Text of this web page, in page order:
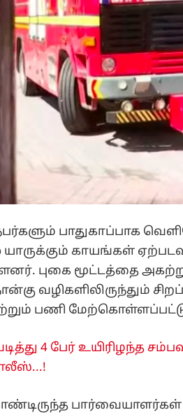
பாதுகாப்பாக
யாருக்கும் காயங்கள்
புகை மூட்டத்தை
வழிகளிலிருந்தும்
பணி மேற்கொள்ளப்பட்டு
4 பேர் உயிரிழந்த
பார்வையாளர்கள்